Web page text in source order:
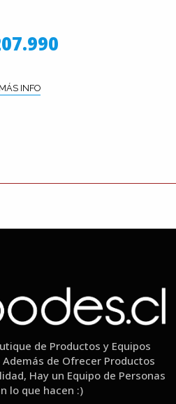
MÁS INFO
de Productos y Equipos
de Ofrecer Productos
Hay un Equipo de Personas
lo que hacen :)